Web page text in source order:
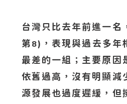
台灣只比去年前進一名
第 8)，表現與過去多年
最差的一組；主要原因
依舊過高，沒有明顯減
源發展也過度遲緩，但